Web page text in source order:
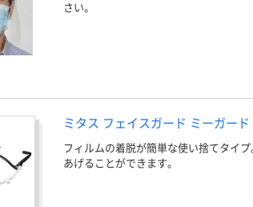
さい。
ミタス フェイスガード ミーガード
フィルムの着脱が簡単な使い捨てタイ
あげることができます。